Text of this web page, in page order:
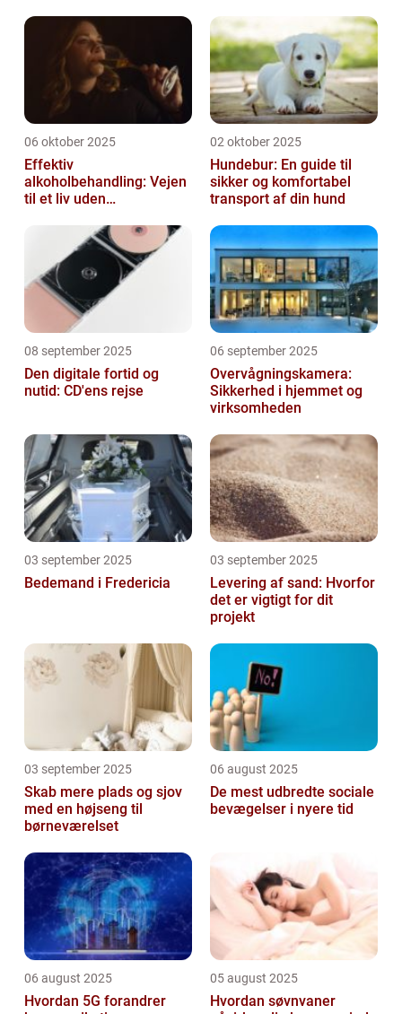
06 oktober 2025
Effektiv
alkoholbehandling: Vejen
til et liv uden
02 oktober 2025
Hundebur: En guide til
sikker og komfortabel
transport af din hund
08 september 2025
Den digitale fortid og
nutid: CD'ens rejse
06 september 2025
Overvågningskamera:
Sikkerhed i hjemmet og
virksomheden
03 september 2025
Bedemand i Fredericia
03 september 2025
Levering af sand: Hvorfor
det er vigtigt for dit
projekt
03 september 2025
Skab mere plads og sjov
med en højseng til
børneværelset
06 august 2025
De mest udbredte sociale
bevægelser i nyere tid
06 august 2025
Hvordan 5G forandrer
05 august 2025
Hvordan søvnvaner